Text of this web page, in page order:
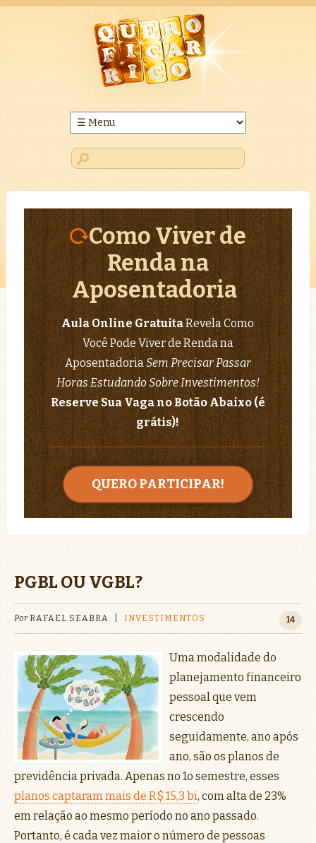
Como Viver de
Renda na
Aposentadoria
Aula Online GratuitaRevela Como
Você Pode Viver de Renda na
AposentadoriaSem Precisar Passar
Horas Estudando Sobre Investimentos!
Reserve Sua Vaga no Botão Abaixo (é
grátis)!
QUERO PARTICIPAR!
PGBL OU VGBL?
Por RAFAEL SEABRA INVESTIMENTOS 14
Uma modalidade do
planejamento financeiro
pessoal que vem
crescendo
seguidamente, ano após
ano, são os planos de
previdência privada. Apenas no 1o semestre, esses
planos captaram mais de R$ 15,3 bi, com alta de 23%
em relação ao mesmo período no ano passado.
Portanto, é cada vez maior o número de pessoas